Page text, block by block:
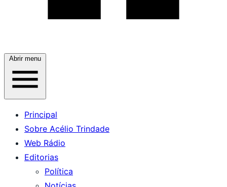
Abrir menu
Principal
Sobre Acélio Trindade
Web Rádio
Editorias
Política